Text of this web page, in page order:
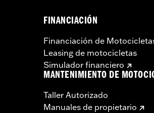
FINANCIACIÓN
Financiación de
Leasing de motocicletas
Simulador financiero
MANTENIMIENTO DE
Taller Autorizado
Manuales de propietario